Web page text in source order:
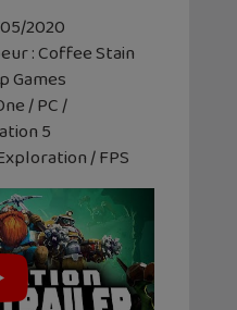
2020
: Coffee Stain
Games
/ PC /
5
/ FPS